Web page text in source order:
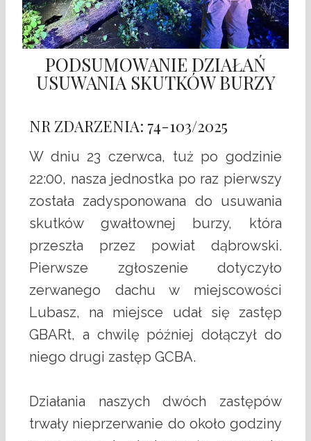
PODSUMOWANIE DZIAŁAŃ
USUWANIA SKUTKÓW BURZY
NR ZDARZENIA: 74-103/2025
W dniu 23 czerwca, tuż po godzinie
22:00, nasza jednostka po raz pierwszy
została zadysponowana do usuwania
skutków gwałtownej burzy, która
przeszła przez powiat dąbrowski.
Pierwsze zgłoszenie dotyczyło
zerwanego dachu w miejscowości
Lubasz, na miejsce udał się zastęp
GBARt, a chwilę później dołączył do
niego drugi zastęp GCBA.
Działania naszych dwóch zastępów
trwały nieprzerwanie do około godziny